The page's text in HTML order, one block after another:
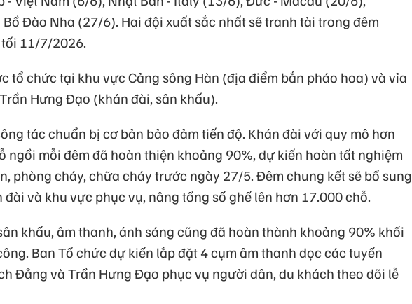
Đào Nha (27/6). Hai đội xuất sắc nhất sẽ tranh tài trong đêm
11/7/2026.
tổ chức tại khu vực Cảng sông Hàn (địa điểm bắn pháo hoa) và vỉa
Hưng Đạo (khán đài, sân khấu).
tác chuẩn bị cơ bản bảo đảm tiến độ. Khán đài với quy mô hơn
ngồi mỗi đêm đã hoàn thiện khoảng 90%, dự kiến hoàn tất nghiệm
phòng cháy, chữa cháy trước ngày 27/5. Đêm chung kết sẽ bổ sung
đài và khu vực phục vụ, nâng tổng số ghế lên hơn 17.000 chỗ.
khấu, âm thanh, ánh sáng cũng đã hoàn thành khoảng 90% khối
Ban Tổ chức dự kiến lắp đặt 4 cụm âm thanh dọc các tuyến
Đằng và Trần Hưng Đạo phục vụ người dân, du khách theo dõi lễ